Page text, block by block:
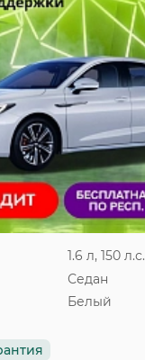
1.6 л, 150 л.с.
Седан
Белый